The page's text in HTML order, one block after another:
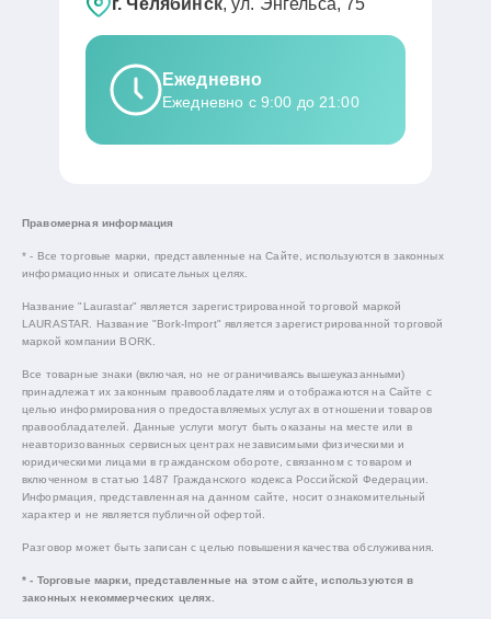
Ежедневно
Ежедневно с 9:00 до 21:00
Правомерная информация
* - Все торговые марки, представленные на Сайте, используются в законных
информационных и описательных целях.
Название "Laurastar" является зарегистрированной торговой маркой
LAURASTAR. Название "Bork-Import" является зарегистрированной торговой
маркой компании BORK.
Все товарные знаки (включая, но не ограничиваясь вышеуказанными)
принадлежат их законным правообладателям и отображаются на Сайте с
целью информирования о предоставляемых услугах в отношении товаров
правообладателей. Данные услуги могут быть оказаны на месте или в
неавторизованных сервисных центрах независимыми физическими и
юридическими лицами в гражданском обороте, связанном с товаром и
включенном в статью 1487 Гражданского кодекса Российской Федерации.
Информация, представленная на данном сайте, носит ознакомительный
характер и не является публичной офертой.
Разговор может быть записан с целью повышения качества обслуживания.
* - Торговые марки, представленные на этом сайте, используются в
законных некоммерческих целях.